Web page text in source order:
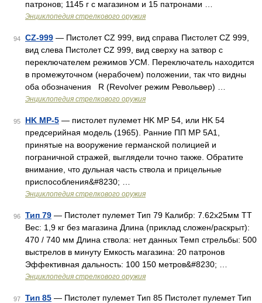
патронов; 1145 г с магазином и 15 патронами …
Энциклопедия стрелкового оружия
94 CZ-999 — Пистолет CZ 999, вид справа Пистолет CZ 999,
вид слева Пистолет CZ 999, вид сверху на затвор с
переключателем режимов УСМ. Переключатель находится
в промежуточном (нерабочем) положении, так что видны
оба обозначения R (Revolver режим Револьвер) …
Энциклопедия стрелкового оружия
95 HK MP-5 — пистолет пулемет HK MP 54, или HK 54
предсерийная модель (1965). Ранние ПП MP 5A1,
принятые на вооружение германской полицией и
пограничной стражей, выглядели точно также. Обратите
внимание, что дульная часть ствола и прицельные
приспособления&#8230; …
Энциклопедия стрелкового оружия
96 Тип 79 — Пистолет пулемет Тип 79 Калибр: 7.62х25мм ТТ
Вес: 1,9 кг без магазина Длина (приклад сложен/раскрыт):
470 / 740 мм Длина ствола: нет данных Темп стрельбы: 500
выстрелов в минуту Емкость магазина: 20 патронов
Эффективная дальность: 100 150 метров&#8230; …
Энциклопедия стрелкового оружия
97 Тип 85 — Пистолет пулемет Тип 85 Пистолет пулемет Тип